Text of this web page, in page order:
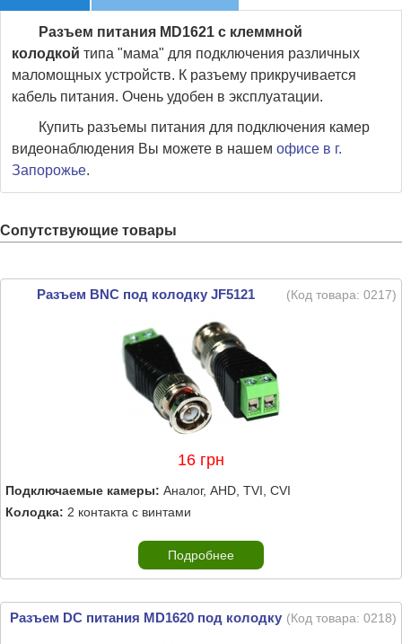
Разъем питания MD1621 с клеммной
колодкой типа "мама" для подключения различных
маломощных устройств. К разъему прикручивается
кабель питания. Очень удобен в эксплуатации.
Купить разъемы питания для подключения камер
видеонаблюдения Вы можете в нашем офисе в г.
Запорожье.
Сопутствующие товары
Разъем BNC под колодку JF5121 (Код товара: 0217)
16 грн
Подключаемые камеры: Аналог, AHD, TVI, CVI
Колодка: 2 контакта с винтами
Подробнее
Разъем DC питания MD1620 под колодку (Код товара: 0218)